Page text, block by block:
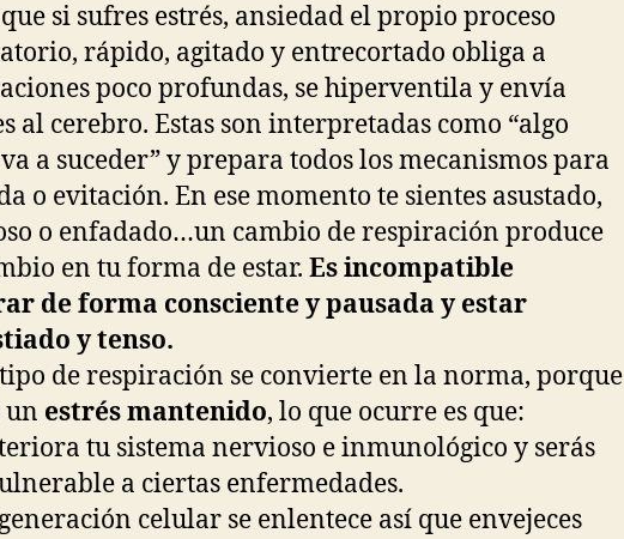
que si sufres estrés, ansiedad el propio proceso
rápido, agitado y entrecortado obliga a
poco profundas, se hiperventila y envía
al cerebro. Estas son interpretadas como “algo
a suceder” y prepara todos los mecanismos para
o evitación. En ese momento te sientes asustado,
o enfadado…un cambio de respiración produce
en tu forma de estar. Es incompatible
de forma consciente y pausada y estar
y tenso.
tipo de respiración se convierte en la norma, porque
un estrés mantenido, lo que ocurre es que:
tu sistema nervioso e inmunológico y serás
a ciertas enfermedades.
celular se enlentece así que envejeces